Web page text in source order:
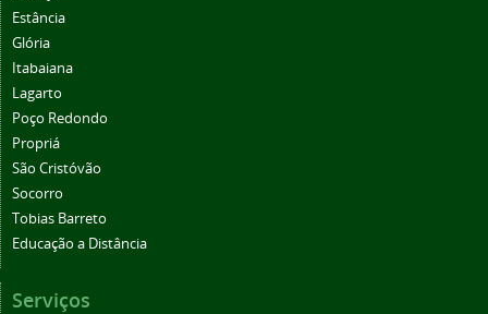
Estância
Glória
Itabaiana
Lagarto
Poço Redondo
Propriá
São Cristóvão
Socorro
Tobias Barreto
Educação a Distância
Serviços